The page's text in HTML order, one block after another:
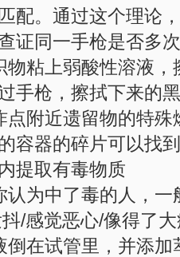
配。通过这个理论
证同一手枪是否多
物粘上弱酸性溶液
手枪，擦拭下来的
点附近遗留物的特
容器的碎片可以找
提取有毒物质
认为中了毒的人，一
/感觉恶心/像得了
倒在试管里，并添